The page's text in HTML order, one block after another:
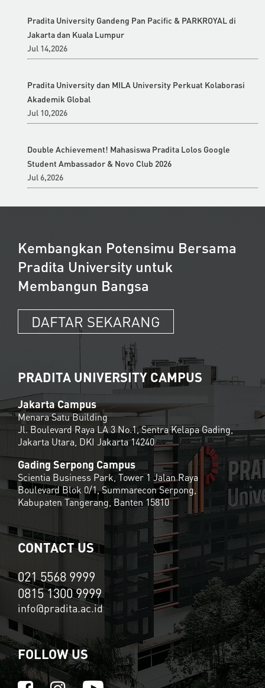
Pradita University Gandeng Pan Pacific & PARKROYAL di
Jakarta dan Kuala Lumpur
Jul 14,2026
Pradita University dan MILA University Perkuat Kolaborasi
Akademik Global
Jul 10,2026
Double Achievement! Mahasiswa Pradita Lolos Google
Student Ambassador & Novo Club 2026
Jul 6,2026
Kembangkan Potensimu Bersama
Pradita University untuk
Membangun Bangsa
DAFTAR SEKARANG
PRADITA UNIVERSITY CAMPUS
Jakarta Campus
Menara Satu Building
Jl. Boulevard Raya LA 3 No.1, Sentra Kelapa Gading,
Jakarta Utara, DKI Jakarta 14240
Gading Serpong Campus
Scientia Business Park, Tower 1 Jalan Raya
Boulevard Blok 0/1, Summarecon Serpong,
Kabupaten Tangerang, Banten 15810
CONTACT US
021 5568 9999
0815 1300 9999
info@pradita.ac.id
FOLLOW US